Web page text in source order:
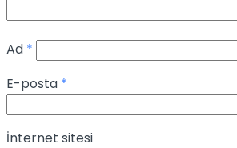
Ad *
E-posta *
İnternet sitesi